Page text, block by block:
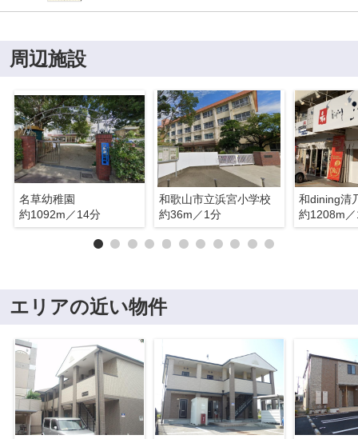
周辺施設
名草幼稚園
約1092m／14分
和歌山市立浜宮小学校
約36m／1分
約1208m
エリアの近い物件